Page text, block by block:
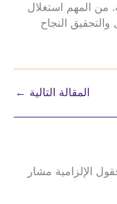
من المهم استغلال
النجاح
المقالة التالية ←
الإلزامية مشار